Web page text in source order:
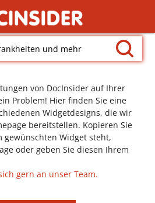
und mehr
von DocInsider auf Ihrer
Problem! Hier finden Sie eine
Widgetdesigns, die wir
bereitstellen. Kopieren Sie
gewünschten Widget steht,
oder geben Sie diesen Ihrem
gern an unser Team.